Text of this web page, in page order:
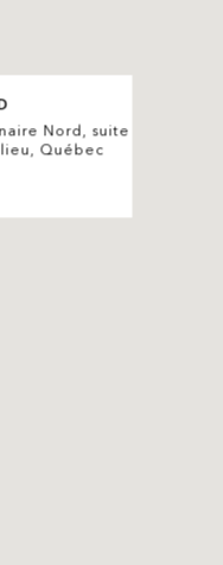
Nord, suite
Québec